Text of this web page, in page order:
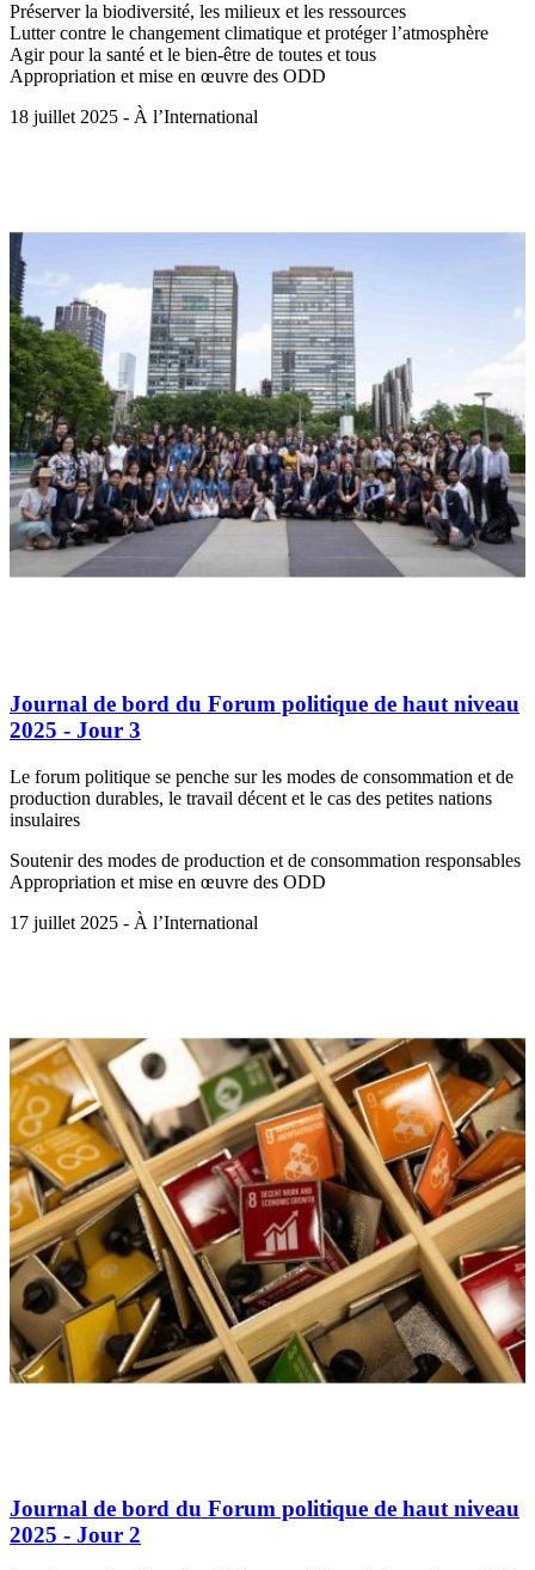
Préserver la biodiversité, les milieux et les ressources
Lutter contre le changement climatique et protéger l’atmosphère
Agir pour la santé et le bien-être de toutes et tous
Appropriation et mise en œuvre des ODD
18 juillet 2025 - À l’International
Journal de bord du Forum politique de haut niveau
2025 - Jour 3
Le forum politique se penche sur les modes de consommation et de
production durables, le travail décent et le cas des petites nations
insulaires
Soutenir des modes de production et de consommation responsables
Appropriation et mise en œuvre des ODD
17 juillet 2025 - À l’International
Journal de bord du Forum politique de haut niveau
2025 - Jour 2